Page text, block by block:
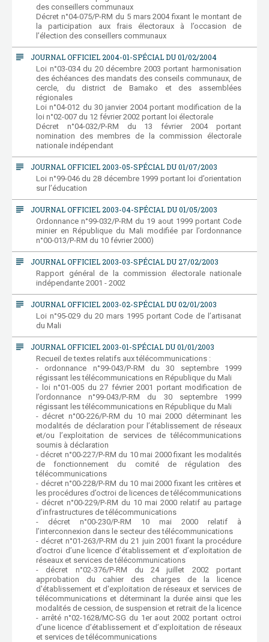
des conseillers communaux
Décret n°04-075/P-RM du 5 mars 2004 fixant le montant de
la participation aux frais électoraux à l’occasion de
l’élection des conseillers communaux
subject JOURNAL OFFICIEL 2004-01-SPÉCIAL DU 01/02/2004
Loi n°03-034 du 20 décembre 2003 portant harmonisation
des échéances des mandats des conseils communaux, de
cercle, du district de Bamako et des assemblées
régionales
Loi n°04-012 du 30 janvier 2004 portant modification de la
loi n°02-007 du 12 février 2002 portant loi électorale
Décret n°04-032/P-RM du 13 février 2004 portant
nomination des membres de la commission électorale
nationale indépendant
subject JOURNAL OFFICIEL 2003-05-SPÉCIAL DU 01/07/2003
Loi n°99-046 du 28 décembre 1999 portant loi d’orientation
sur l’éducation
subject JOURNAL OFFICIEL 2003-04-SPÉCIAL DU 01/05/2003
Ordonnance n°99-032/P-RM du 19 aout 1999 portant Code
minier en République du Mali modifiée par l’ordonnance
n°00-013/P-RM du 10 février 2000)
subject JOURNAL OFFICIEL 2003-03-SPÉCIAL DU 27/02/2003
Rapport général de la commission électorale nationale
indépendante 2001 - 2002
subject JOURNAL OFFICIEL 2003-02-SPÉCIAL DU 02/01/2003
Loi n°95-029 du 20 mars 1995 portant Code de l’artisanat
du Mali
subject JOURNAL OFFICIEL 2003-01-SPÉCIAL DU 01/01/2003
Recueil de textes relatifs aux télécommunications :
- ordonnance n°99-043/P-RM du 30 septembre 1999
régissant les télécommunications en République du Mali
- loi n°01-005 du 27 février 2001 portant modification de
l’ordonnance n°99-043/P-RM du 30 septembre 1999
régissant les télécommunications en République du Mali
- décret n°00-226/P-RM du 10 mai 2000 déterminant les
modalités de déclaration pour l’établissement de réseaux
et/ou l’exploitation de services de télécommunications
soumis à déclaration
- décret n°00-227/P-RM du 10 mai 2000 fixant les modalités
de fonctionnement du comité de régulation des
télécommunications
- décret n°00-228/P-RM du 10 mai 2000 fixant les critères et
les procédures d’octroi de licences de télécommunications
- décret n°00-229/P-RM du 10 mai 2000 relatif au partage
d’infrastructures de télécommunications
- décret n°00-230/P-RM 10 mai 2000 relatif à
l’interconnexion dans le secteur des télécommunications
- décret n°01-263/P-RM du 21 juin 2001 fixant la procédure
d’octroi d’une licence d’établissement et d’exploitation de
réseaux et services de télécommunications
- décret n°02-376/P-RM du 24 juillet 2002 portant
approbation du cahier des charges de la licence
d'établissement et d'exploitation de réseaux et services de
télécommunications et déterminant la durée ainsi que les
modalités de cession, de suspension et retrait de la licence
- arrêté n°02-1628/MC-SG du 1er aout 2002 portant octroi
d’une licence d’établissement et d’exploitation de réseaux
et services de télécommunications